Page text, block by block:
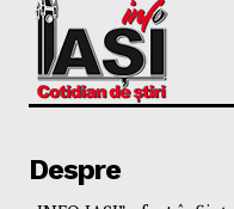
Despre